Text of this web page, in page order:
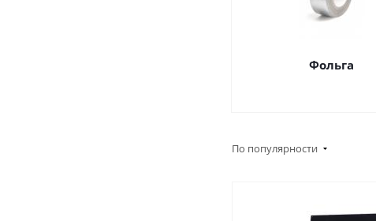
Фольга
По популярности